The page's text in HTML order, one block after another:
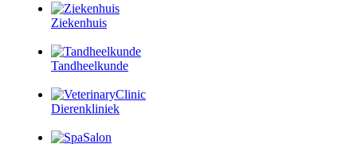
Ziekenhuis
Tandheelkunde
Dierenkliniek